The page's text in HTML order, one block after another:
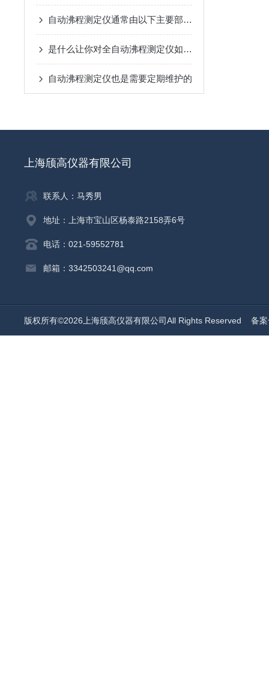
自动沸程测定仪通常由以下主要部件组成
是什么让你对全自动沸程测定仪如此看好的
自动沸程测定仪也是需要定期维护的
上海颀高仪器有限公司
联系人：马秀男
地址：上海市宝山区杨泰路2158弄6号
电话：021-59552781
邮箱：3342503241@qq.com
版权所有©2026上海颀高仪器有限公司All Rights Reserved 备